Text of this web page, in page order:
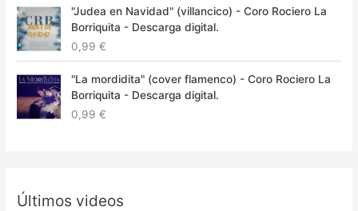
"Judea en Navidad" (villancico) - Coro Rociero La
Borriquita - Descarga digital.
0,99€
"La mordidita" (cover flamenco) - Coro Rociero La
Borriquita - Descarga digital.
0,99€
Últimos videos